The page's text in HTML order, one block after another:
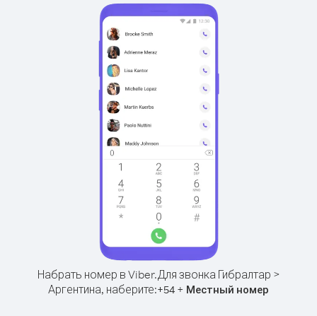
Набрать номер в Viber.Для звонка Гибралтар >
Аргентина, наберите:+54 + Местный номер